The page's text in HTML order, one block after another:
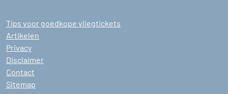
Tips voor goedkope vliegtickets
Artikelen
Privacy
Disclaimer
Contact
Sitemap